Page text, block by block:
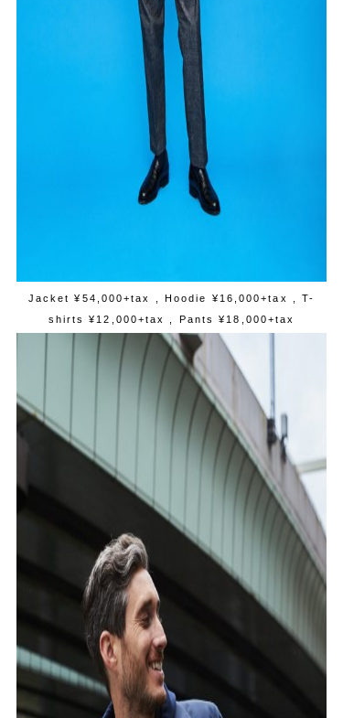
Jacket ¥54,000+tax , Hoodie ¥16,000+tax , T-
shirts ¥12,000+tax , Pants ¥18,000+tax